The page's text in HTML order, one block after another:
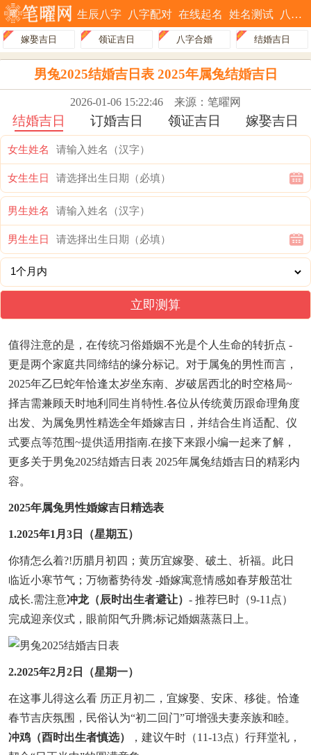
生辰八字 八字配对 在线起名 姓名测试 八字排盘
嫁娶吉日 领证吉日 八字合婚 结婚吉日
男兔2025结婚吉日表 2025年属兔结婚吉日
2026-01-06 15:22:46 来源：笔曜网
结婚吉日 订婚吉日 领证吉日 嫁娶吉日
女生姓名
女生生日
男生姓名
男生生日
立即测算
值得注意的是，在传统习俗婚姻不光是个人生命的转折点 -
更是两个家庭共同缔结的缘分标记。对于属兔的男性而言，
2025年乙巳蛇年恰逢太岁坐东南、岁破居西北的时空格局~
择吉需兼顾天时地利同生肖特性.各位从传统黄历跟命理角度
出发、为属兔男性精选全年婚嫁吉日，并结合生肖适配、仪
式要点等范围~提供适用指南.在接下来跟小编一起来了解，
更多关于男兔2025结婚吉日表 2025年属兔结婚吉日的精彩内
容。
2025年属兔男性婚嫁吉日精选表
1.2025年1月3日（星期五）
你猜怎么着?!历腊月初四；黄历宜嫁娶、破土、祈福。此日
临近小寒节气；万物蓄势待发 -婚嫁寓意情感如春芽般茁壮
成长.需注意冲龙（辰时出生者避让） - 推荐巳时（9-11点）
完成迎亲仪式，眼前阳气升腾;标记婚姻蒸蒸日上。
2.2025年2月2日（星期一）
在这事儿得这么看 历正月初二，宜嫁娶、安床、移徙。恰逢
春节吉庆氛围，民俗认为“初二回门”可增强夫妻亲族和睦。
冲鸡（酉时出生者慎选）
，建议午时（11-13点）行拜堂礼，